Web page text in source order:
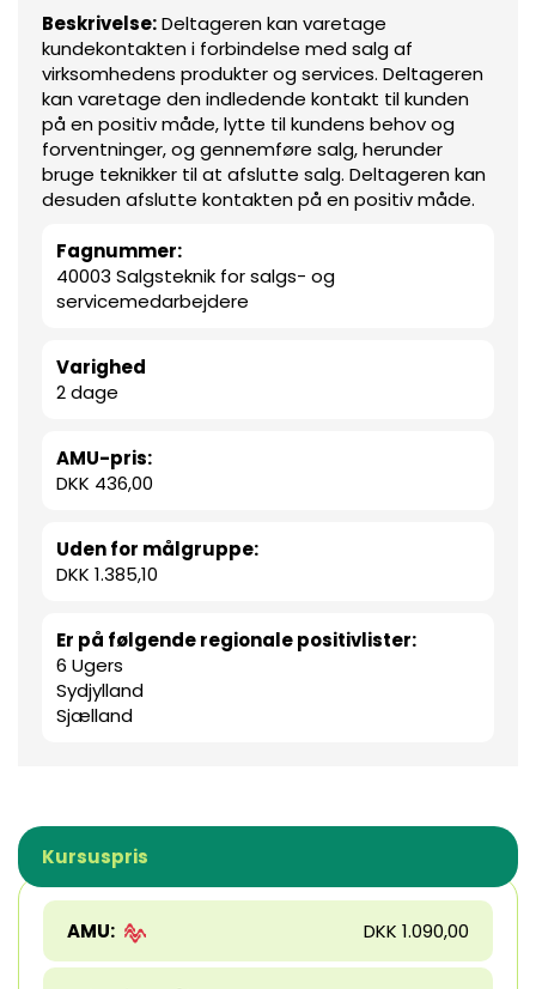
Beskrivelse:Deltageren kan varetage
kundekontakten i forbindelse med salg af
virksomhedens produkter og services. Deltageren
kan varetage den indledende kontakt til kunden
på en positiv måde, lytte til kundens behov og
forventninger, og gennemføre salg, herunder
bruge teknikker til at afslutte salg. Deltageren kan
desuden afslutte kontakten på en positiv måde.
Fagnummer:
40003 Salgsteknik for salgs- og
servicemedarbejdere
Varighed
2 dage
AMU-pris:
DKK 436,00
Uden for målgruppe:
DKK 1.385,10
Er på følgende regionale positivlister:
6 Ugers
Sydjylland
Sjælland
Kursuspris
AMU: DKK 1.090,00